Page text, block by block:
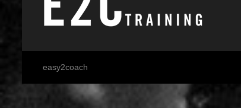
easy2coach